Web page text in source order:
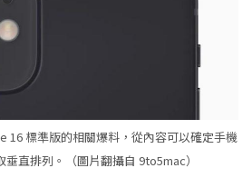
16 標準版的相關爆料，從內容可以確定手機
直排列。（圖片翻攝自 9to5mac）